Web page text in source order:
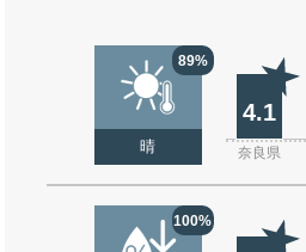
89%
晴
4.1
奈良県
100%